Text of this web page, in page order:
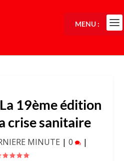
19ème édition
crise sanitaire
MINUTE | 0 |
MENU :